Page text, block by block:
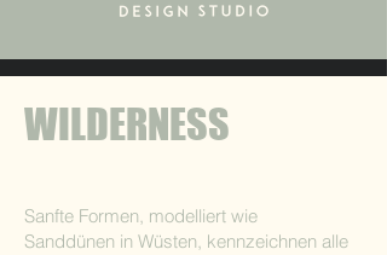
WILDERNESS
Sanfte Formen, modelliert wie
Sanddünen in Wüsten, kennzeichnen alle